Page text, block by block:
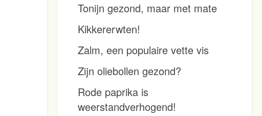
Tonijn gezond, maar met mate
Kikkererwten!
Zalm, een populaire vette vis
Zijn oliebollen gezond?
Rode paprika is
weerstandverhogend!